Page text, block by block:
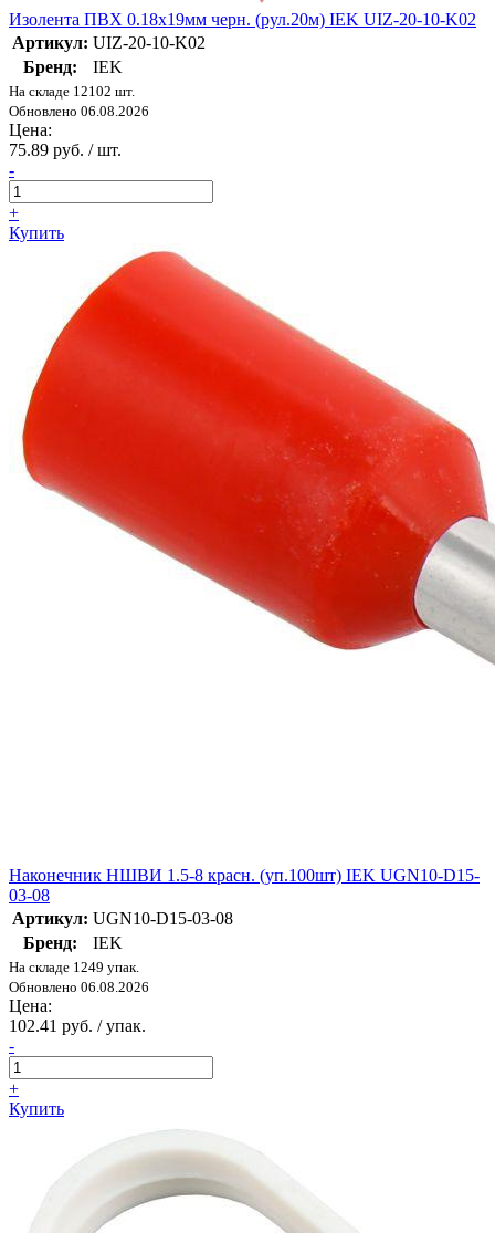
Изолента ПВХ 0.18х19мм черн. (рул.20м) IEK UIZ-20-10-K02
Артикул: UIZ-20-10-K02
Бренд:
IEK
На складе 12102 шт.
Обновлено 06.08.2026
Цена:
75.89 руб. / шт.
-
+
Купить
Наконечник НШВИ 1.5-8 красн. (уп.100шт) IEK UGN10-D15-
03-08
Артикул: UGN10-D15-03-08
Бренд:
IEK
На складе 1249 упак.
Обновлено 06.08.2026
Цена:
102.41 руб. / упак.
-
+
Купить